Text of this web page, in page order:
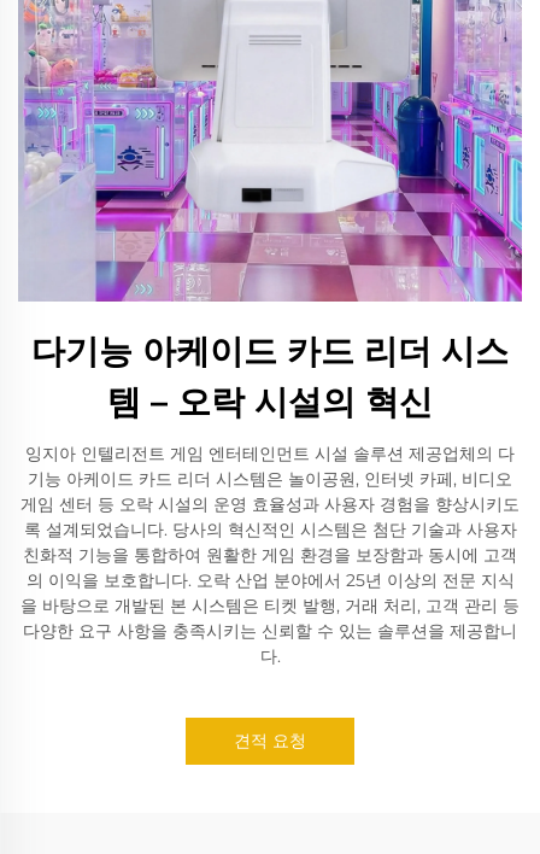
다기능 아케이드 카드 리더 시스
템 – 오락 시설의 혁신
잉지아 인텔리전트 게임 엔터테인먼트 시설 솔루션 제공업체의 다
기능 아케이드 카드 리더 시스템은 놀이공원, 인터넷 카페, 비디오
게임 센터 등 오락 시설의 운영 효율성과 사용자 경험을 향상시키도
록 설계되었습니다. 당사의 혁신적인 시스템은 첨단 기술과 사용자
친화적 기능을 통합하여 원활한 게임 환경을 보장함과 동시에 고객
의 이익을 보호합니다. 오락 산업 분야에서 25년 이상의 전문 지식
을 바탕으로 개발된 본 시스템은 티켓 발행, 거래 처리, 고객 관리 등
다양한 요구 사항을 충족시키는 신뢰할 수 있는 솔루션을 제공합니
다.
견적 요청